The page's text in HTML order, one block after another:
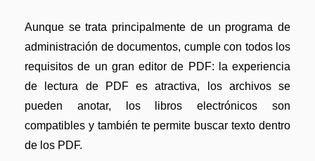
Aunque se trata principalmente de un programa de
administración de documentos, cumple con todos los
requisitos de un gran editor de PDF: la experiencia
de lectura de PDF es atractiva, los archivos se
pueden anotar, los libros electrónicos son
compatibles y también te permite buscar texto dentro
de los PDF.